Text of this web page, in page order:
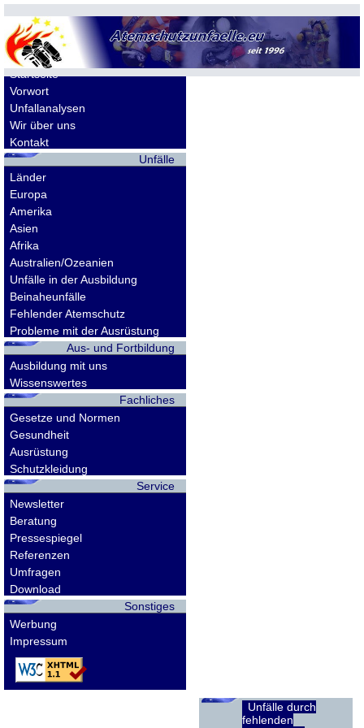
Allgemeines
Startseite
Vorwort
Unfallanalysen
Wir über uns
Kontakt
Unfälle
Länder
Europa
Amerika
Asien
Afrika
Australien/Ozeanien
Unfälle in der Ausbildung
Beinaheunfälle
Fehlender Atemschutz
Probleme mit der Ausrüstung
Aus- und Fortbildung
Ausbildung mit uns
Wissenswertes
Fachliches
Gesetze und Normen
Gesundheit
Ausrüstung
Schutzkleidung
Service
Newsletter
Beratung
Pressespiegel
Referenzen
Umfragen
Download
Sonstiges
Werbung
Impressum
Unfälle durch
fehlenden